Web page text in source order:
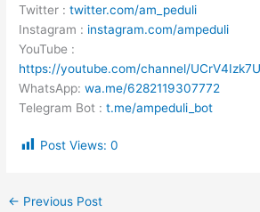
Twitter :twitter.com/am_peduli
Instagram : instagram.com/ampeduli
YouTube :
https://youtube.com/channel/
WhatsApp:wa.me/6282119307772
Telegram Bot :t.me/ampeduli_bot
Post Views: 0
← Previous Post